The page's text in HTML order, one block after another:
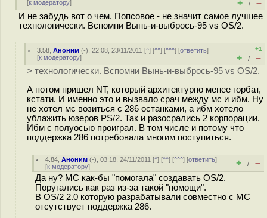
[к модератору] + / –
И не забудь вот о чем. Попсовое - не значит самое лучшее
технологически. Вспомни Вынь-и-выбрось-95 vs OS/2.
3.58 ,Аноним (-), 22:08, 23/11/2011 [^] [^^] [^^^] [ответить]
[к модератору]
+1
+ / –
> технологически. Вспомни Вынь-и-выбрось-95 vs OS/2.
А потом пришел NT, который архитектурно менее горбат,
кстати. И именно это и вызвало срач между мс и ибм. Ну
не хотел мс возиться с 286 останками, а ибм хотело
ублажить юзеров PS/2. Так и разосрались 2 корпорации.
Ибм с полуосью проиграл. В том числе и потому что
поддержка 286 потребовала многим поступиться.
4.84 ,Аноним (-), 03:18, 24/11/2011 [^] [^^] [^^^] [ответить]
[к модератору] + / –
Да ну? МС как-бы "помогала" создавать OS/2.
Поругались как раз из-за такой "помощи".
В OS/2 2.0 которую разрабатывали совместно с МС
отсутствует поддержка 286.